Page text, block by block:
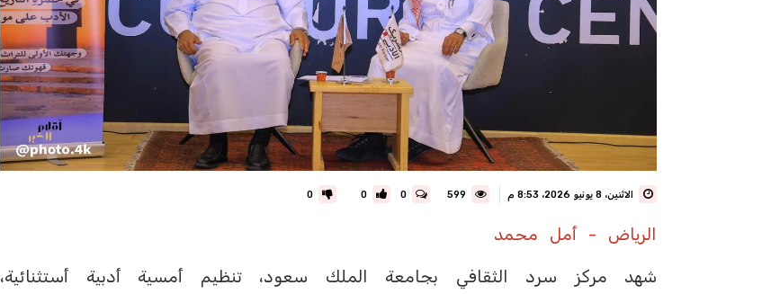
الاثنين، 8 يونيو 2026، 8:53 م 0
0
0
الرياض - أمل محمد
‏شهد مركز سرد الثقافي بجامعة الملك سعود، تنظيم أمسية أدبية أستثنائية،